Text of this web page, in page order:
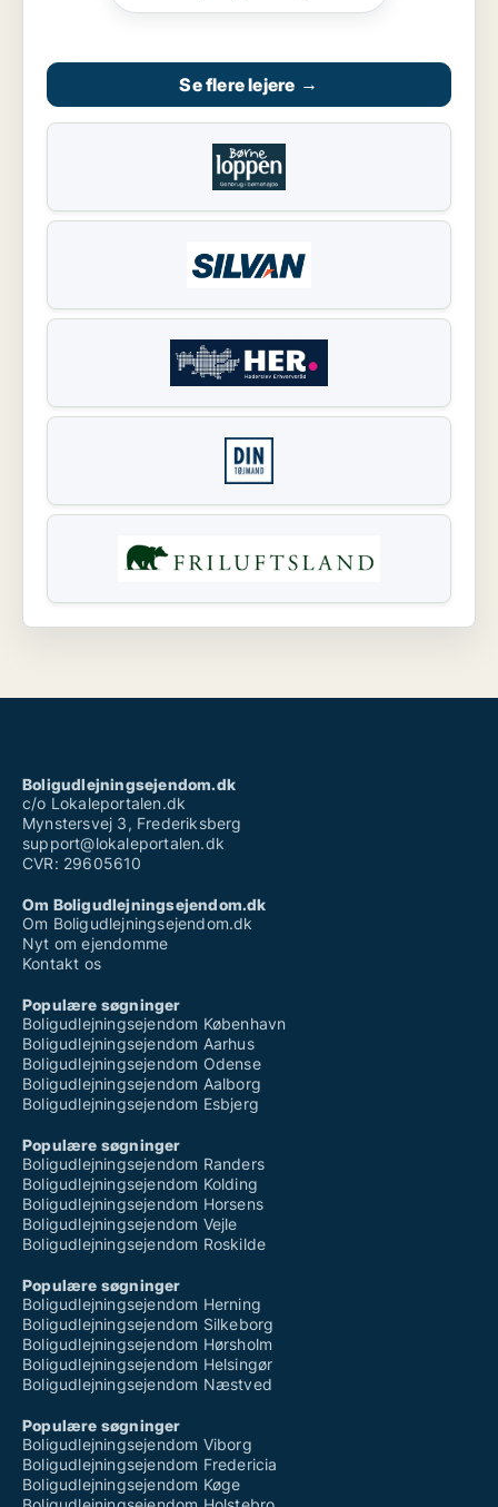
Se flere lejere →
Boligudlejningsejendom.dk
c/o Lokaleportalen.dk
Mynstersvej 3, Frederiksberg
support@lokaleportalen.dk
CVR: 29605610
Om Boligudlejningsejendom.dk
Om Boligudlejningsejendom.dk
Nyt om ejendomme
Kontakt os
Populære søgninger
Boligudlejningsejendom København
Boligudlejningsejendom Aarhus
Boligudlejningsejendom Odense
Boligudlejningsejendom Aalborg
Boligudlejningsejendom Esbjerg
Populære søgninger
Boligudlejningsejendom Randers
Boligudlejningsejendom Kolding
Boligudlejningsejendom Horsens
Boligudlejningsejendom Vejle
Boligudlejningsejendom Roskilde
Populære søgninger
Boligudlejningsejendom Herning
Boligudlejningsejendom Silkeborg
Boligudlejningsejendom Hørsholm
Boligudlejningsejendom Helsingør
Boligudlejningsejendom Næstved
Populære søgninger
Boligudlejningsejendom Viborg
Boligudlejningsejendom Fredericia
Boligudlejningsejendom Køge